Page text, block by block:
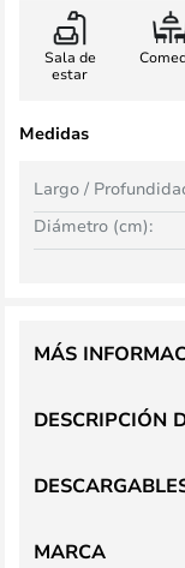
Sala de
estar
Medidas
Largo /
Diámetro (cm):
DESCRIPCIÓN
MÁS
MARCA